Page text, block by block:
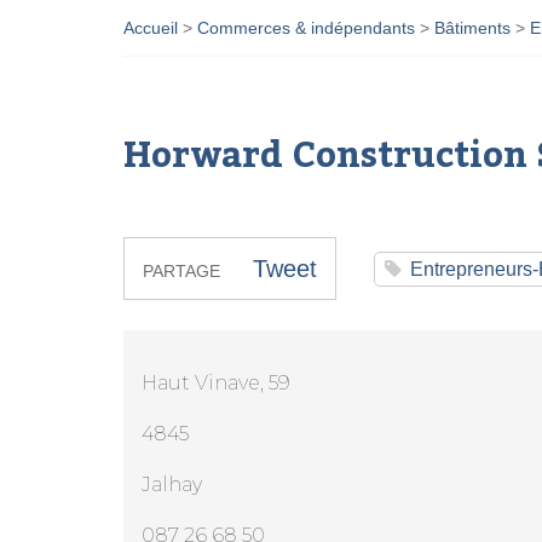
Accueil > Commerces & indépendants > Bâtiments >
Horward Construction
PARTAGE Tweet
Haut Vinave, 59
4845
Jalhay
087 26 68 50